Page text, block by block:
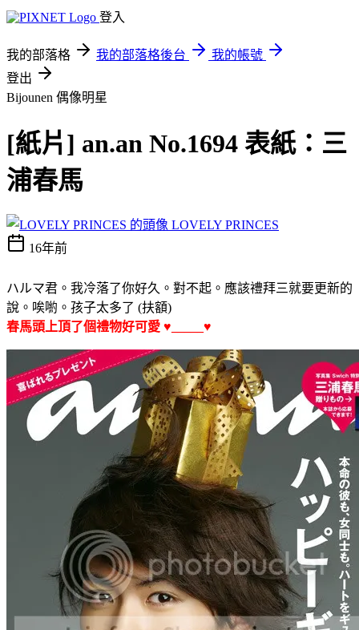
登入
我的部落格 我的部落格後台
我的帳號
登出
Bijounen 偶像明星
[紙片] an.an No.1694 表紙：三
浦春馬
LOVELY PRINCES
16年前
ハルマ君。我冷落了你好久。對不起。應該禮拜三就要更新的
說。唉喲。孩子太多了 (扶額)
春馬頭上頂了個禮物好可愛 ♥_____♥